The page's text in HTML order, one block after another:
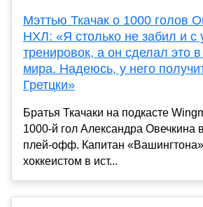
Мэттью Ткачак о 1000 голов
НХЛ: «Я столько не забил и с
тренировок, а он сделал это
мира. Надеюсь, у него
Гретцки»
Братья Ткачаки на подкасте
1000-й гол Александра Овечкина
плей-офф. Капитан
хоккеистом в ист...